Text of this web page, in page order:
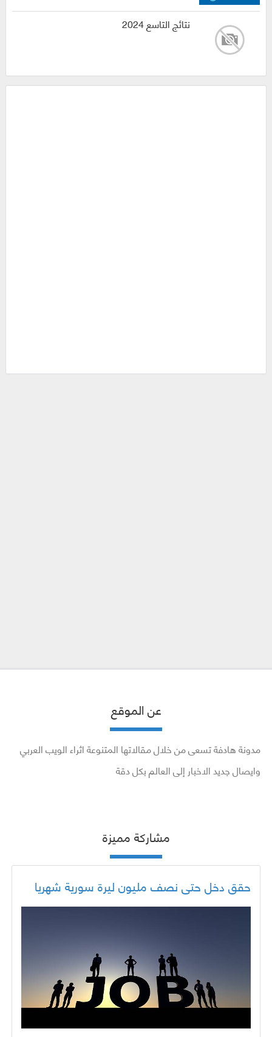
نتائج التاسع 2024
عن الموقع
مدونة هادفة تسعى من خلال مقالاتها المتنوعة اثراء الويب العربي
وايصال جديد الاخبار إلى العالم بكل دقة
مشاركة مميزة
حقق دخل حتى نصف مليون ليرة سورية شهريا